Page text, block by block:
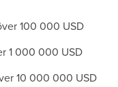
100 000 USD
1 000 000 USD
10 000 000 USD